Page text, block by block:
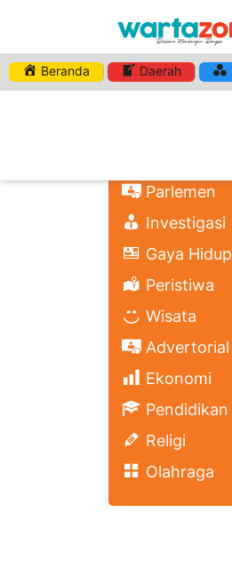
Beranda Daerah
Parlemen
Investigasi
Gaya Hidup
Peristiwa
Wisata
Advertorial
Ekonomi
Pendidikan
Religi
Olahraga